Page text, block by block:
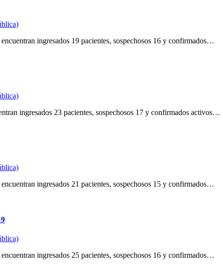
ingresados 19 pacientes, sospechosos 16 y confirmados…
ingresados 23 pacientes, sospechosos 17 y confirmados activos…
ingresados 21 pacientes, sospechosos 15 y confirmados…
ingresados 25 pacientes, sospechosos 16 y confirmados…